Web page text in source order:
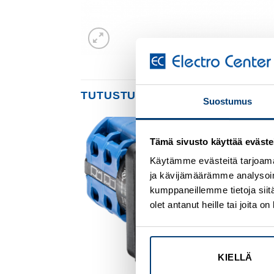
Suostumus
Tämä sivusto käyttää
Käytämme evästeitä
ja kävijämäärämme
kumppaneillemme tietoja
olet antanut heille tai joita
KIELLÄ
TUTUSTU MYÖS
Add to